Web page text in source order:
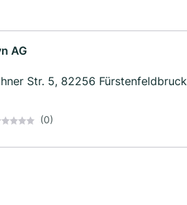
AG
Str. 5, 82256 Fürstenfeldbruck
(0)